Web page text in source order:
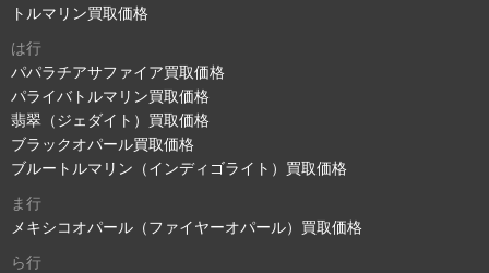
トルマリン買取価格
は行
パパラチアサファイア買取価格
パライバトルマリン買取価格
翡翠（ジェダイト）買取価格
ブラックオパール買取価格
ブルートルマリン（インディゴライト）買取価格
ま行
メキシコオパール（ファイヤーオパール）買取価格
ら行